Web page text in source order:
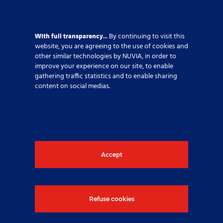
Lokale Karriereseiten
Nordische
Vereinigtes Königreich
With full transparency… By continuing to visit this
website, you are agreeing to the use of cookies and
other similar technologies by NUVIA, in order to
improve your experience on our site, to enable
gathering traffic statistics and to enable sharing
content on social medias.
Accept
Refuse cookies